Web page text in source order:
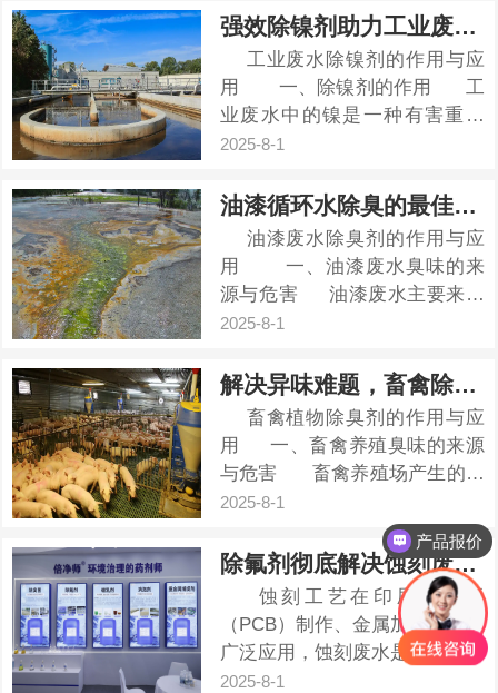
一。化工厂区在生产过程中会产
生大量的臭气，这些臭气对周边
环境和居民的生活造成了严重的
影响。传统的除臭方法如活性炭
吸附、...
强效除镍剂助力工业废水处理，环保又省钱
工业废水除镍剂的作用与应
用 一、除镍剂的作用 工
业废水中的镍是一种有害重金
属，过量排放会对环境和人体...
2025-8-1
油漆循环水除臭的最佳解决方案
油漆废水除臭剂的作用与应
用 一、油漆废水臭味的来
源与危害 油漆废水主要来源
于涂装、喷漆、印刷等行业，含
2025-8-1
解决异味难题，畜禽除臭剂让养殖更安心
畜禽植物除臭剂的作用与应
用 一、畜禽养殖臭味的来源
与危害 畜禽养殖场产生的恶
臭气体主要来源于粪便、饲料残
渣、尿液等有机物的分...
2025-8-1
除氟剂彻底解决蚀刻废水氟污染
蚀刻工艺在印刷电路板
（PCB）制作、金属加工等行业
广泛应用，蚀刻废水是在蚀刻工
艺过程中产生的废水，在这个过
2025-8-1
产品报价